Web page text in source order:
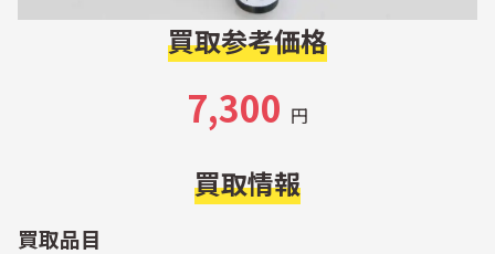
買取参考価格
7,300 円
買取情報
買取品目